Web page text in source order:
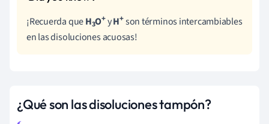
¡Recuerda queH3O+yH+son términos intercambiables
en las disoluciones acuosas!
¿Qué son las disoluciones tampón?